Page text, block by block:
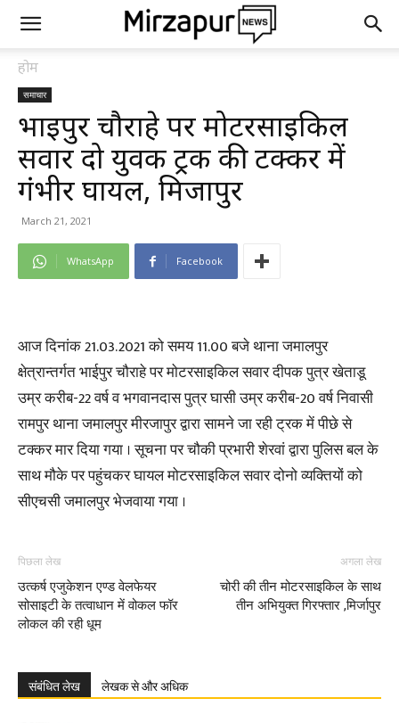
होम
समाचार
भाईपुर चौराहे पर मोटरसाइकिल
सवार दो युवक ट्रक की टक्कर में
गंभीर घायल, मिर्जापुर
March 21, 2021
WhatsApp Facebook
आज दिनांक 21.03.2021 को समय 11.00 बजे थाना जमालपुर
क्षेत्रान्तर्गत भाईपुर चौराहे पर मोटरसाइकिल सवार दीपक पुत्र खेताडू
उम्र करीब-22 वर्ष व भगवानदास पुत्र घासी उम्र करीब-20 वर्ष निवासी
रामपुर थाना जमालपुर मीरजापुर द्वारा सामने जा रही ट्रक में पीछे से
टक्कर मार दिया गया । सूचना पर चौकी प्रभारी शेरवां द्वारा पुलिस बल के
साथ मौके पर पहुंचकर घायल मोटरसाइकिल सवार दोनो व्यक्तियों को
सीएचसी जमालपुर भेजवाया गया ।
पिछला लेख
उत्कर्ष एजुकेशन एण्ड वेलफेयर
सोसाइटी के तत्वाधान में वोकल फॉर
लोकल की रही धूम
अगला लेख
चोरी की तीन मोटरसाइकिल के साथ
तीन अभियुक्त गिरफ्तार ,मिर्जापुर
संबंधित लेख लेखक से और अधिक